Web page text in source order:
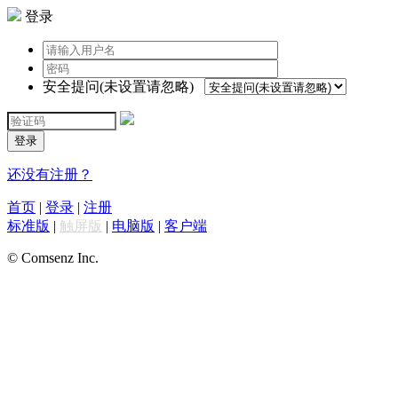
登录
安全提问(未设置请忽略)
登录
还没有注册？
首页 | 登录 | 注册
标准版 | 触屏版 | 电脑版 | 客户端
© Comsenz Inc.